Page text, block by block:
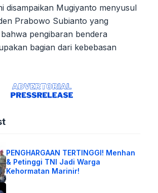
disampaikan Mugiyanto menyusul
Prabowo Subianto yang
pengibaran bendera
bagian dari kebebasan
PENGHARGAAN TERTINGGI! Menhan
& Petinggi TNI Jadi Warga
Kehormatan Marinir!